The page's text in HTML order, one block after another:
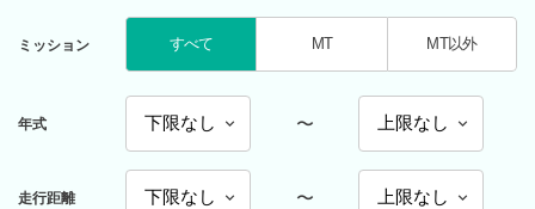
ミッション すべて MT MT以外
年式 〜
走行距離 〜